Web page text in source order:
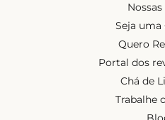
Seja uma
Quero
Portal dos
Chá de
Trabalhe